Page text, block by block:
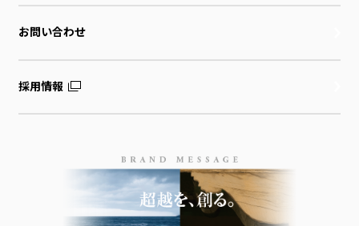
お問い合わせ
採用情報